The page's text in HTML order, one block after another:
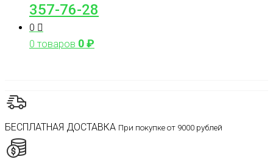
357-76-28
0
0 товаров 0₽
БЕСПЛАТНАЯ ДОСТАВКА При покупке от 9000 рублей